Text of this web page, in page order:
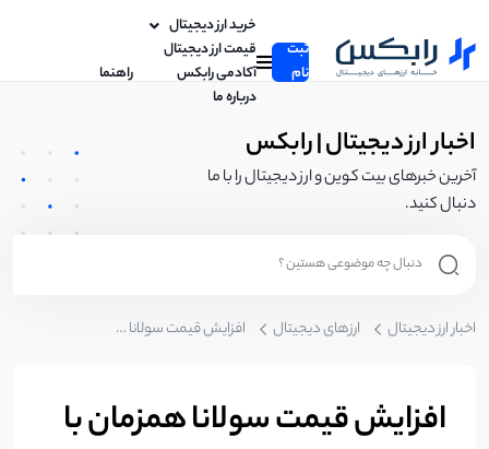
ثبت
نام
خرید ارز دیجیتال
قیمت ارز دیجیتال
آکادمی رابکس
راهنما
درباره ما
اخبار ارز دیجیتال | رابکس
آخرین خبرهای بیت کوین و ارز دیجیتال را با ما
دنبال کنید.
اخبار ارز دیجیتال ارزهای دیجیتال افزایش قیمت سولانا همزمان با عرضه میم کوین جدید سولانا BOME
افزایش قیمت سولانا همزمان با